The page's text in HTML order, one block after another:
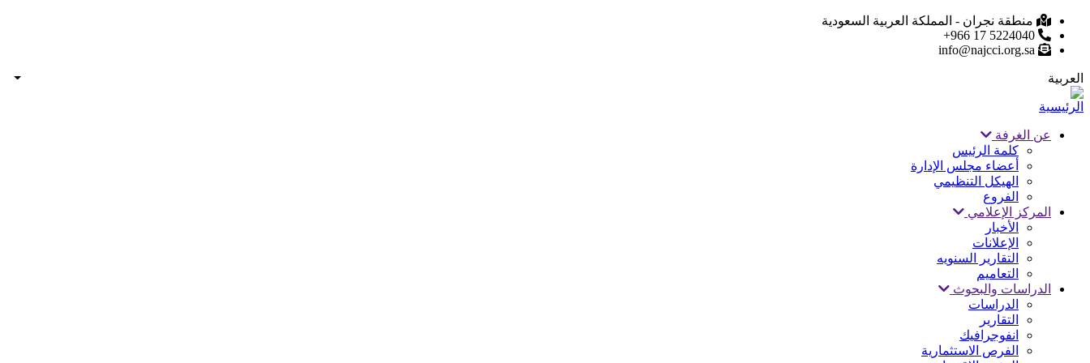
تجاوز
المحتوى
منطقة نجران - المملكة العربية السعودية
العربية
navigation
عن الغرفة
كلمة الرئيس
أعضاء مجلس الإدارة
الهيكل التنظيمي
الفروع
المركز الإعلامي
الأخبار
الإعلانات
التقارير السنويه
التعاميم
الدراسات والبحوث
الدراسات
التقارير
انفوجرافيك
الفرص الاستثمارية